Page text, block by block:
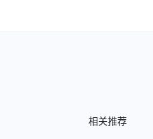
相关推荐